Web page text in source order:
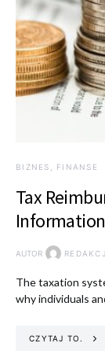
BIZNES, FINANSE
Tax
Information
AUTOR
The taxation
why individuals
CZYTAJ TO.